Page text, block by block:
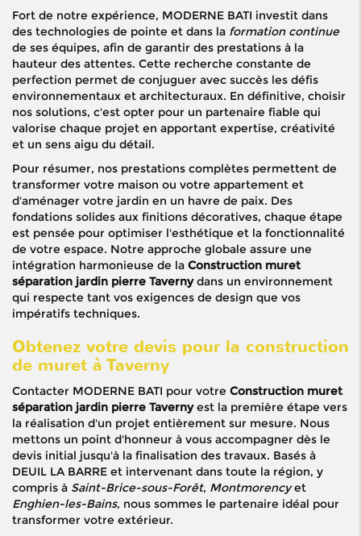
Fort de notre expérience, MODERNE BATI investit dans
des technologies de pointe et dans la formation continue
de ses équipes, afin de garantir des prestations à la
hauteur des attentes. Cette recherche constante de
perfection permet de conjuguer avec succès les défis
environnementaux et architecturaux. En définitive, choisir
nos solutions, c'est opter pour un partenaire fiable qui
valorise chaque projet en apportant expertise, créativité
et un sens aigu du détail.
Pour résumer, nos prestations complètes permettent de
transformer votre maison ou votre appartement et
d'aménager votre jardin en un havre de paix. Des
fondations solides aux finitions décoratives, chaque étape
est pensée pour optimiser l'esthétique et la fonctionnalité
de votre espace. Notre approche globale assure une
intégration harmonieuse de la Construction muret
séparation jardin pierre Tavernydans un environnement
qui respecte tant vos exigences de design que vos
impératifs techniques.
Obtenez votre devis pour la construction
de muret à Taverny
Contacter MODERNE BATI pour votre Construction muret
séparation jardin pierre Tavernyest la première étape vers
la réalisation d'un projet entièrement sur mesure. Nous
mettons un point d'honneur à vous accompagner dès le
devis initial jusqu'à la finalisation des travaux. Basés à
DEUIL LA BARRE et intervenant dans toute la région, y
compris à Saint-Brice-sous-Forêt, Montmorencyet
Enghien-les-Bains, nous sommes le partenaire idéal pour
transformer votre extérieur.